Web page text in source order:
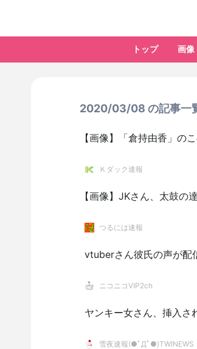
トップ 画像
2020/03/08 の記事一
【画像】「倉持由香」の
Ｋダック速報
【画像】JKさん、太鼓の
つるには速報
vtuberさん彼氏の声が配
ニコニコVIP2ch
ヤンキー女さん、挿入さ
雪夜速報(●ﾟДﾟ●)TWINEWS